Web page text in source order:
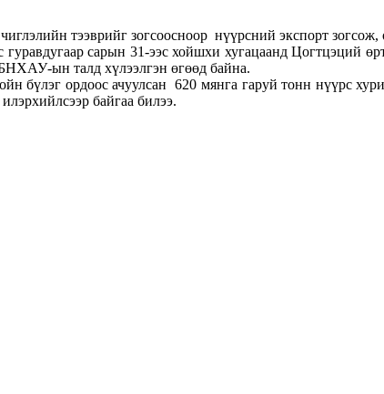
тээврийг зогсоосноор нүүрсний экспорт зогсож,
сарын 31-ээс хойшхи хугацаанд Цогтцэций
БНХАУ-ын талд хүлээлгэн өгөөд байна.
бүлэг ордоос ачуулсан 620 мянга гаруй тонн нүүрс
байгаа билээ.